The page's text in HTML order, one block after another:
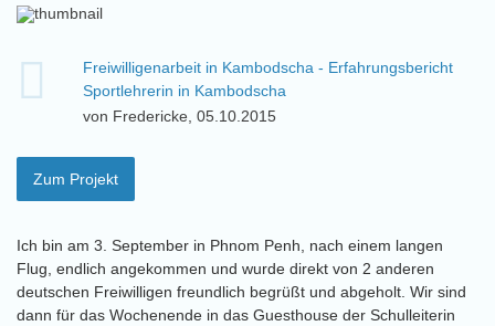
Freiwilligenarbeit in Kambodscha - Erfahrungsbericht
Sportlehrerin in Kambodscha
von Fredericke, 05.10.2015
Zum Projekt
Ich bin am 3. September in Phnom Penh, nach einem langen
Flug, endlich angekommen und wurde direkt von 2 anderen
deutschen Freiwilligen freundlich begrüßt und abgeholt. Wir sind
dann für das Wochenende in das Guesthouse der Schulleiterin